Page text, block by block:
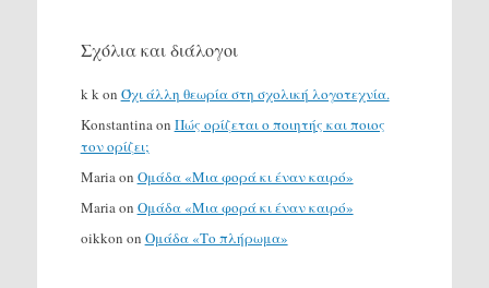
Σχόλια και διάλογοι
k k on Όχι άλλη θεωρία στη σχολική λογοτεχνία.
Konstantina on Πώς ορίζεται ο ποιητής και ποιος
τον ορίζει;
Maria on Ομάδα «Μια φορά κι έναν καιρό»
Maria on Ομάδα «Μια φορά κι έναν καιρό»
oikkon on Ομάδα «Το πλήρωμα»